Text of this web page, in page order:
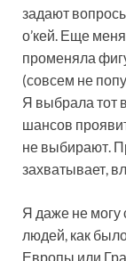
задают
о’кей. Еще
променяла
(совсем не
Я выбрала тот
шансов
не выбирают.
захватывает,
Я даже не могу
людей, как
Европы или